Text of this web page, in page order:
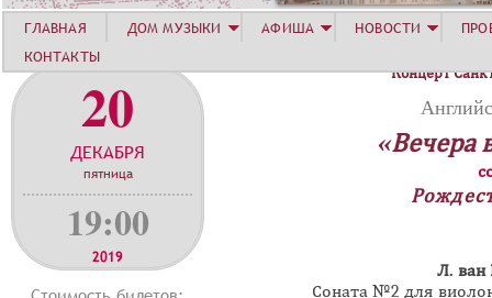
20
ДЕКАБРЯ
пятница
19:00
2019
Концерт
«Вечера
Л. ван
Соната №2 для
ГЛАВНАЯ ДОМ МУЗЫКИ АФИША НОВОСТИ
КОНТАКТЫ